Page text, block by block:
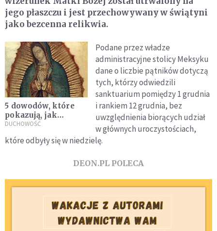
jego płaszczu i jest przechowywany w świątyni
jako bezcenna relikwia.
5 dowodów, które
pokazują, jak
niezwykły jest
Bożej z Guadelupe
DUCHOWOŚĆ
Podane przez władze
administracyjne stolicy Meksyku
dane o liczbie pątników dotyczą
tych, którzy odwiedzili
sanktuarium pomiędzy 1 grudnia
i rankiem 12 grudnia, bez
uwzględnienia biorących udział
w głównych uroczystościach,
które odbyły się w niedzielę.
DEON.PL POLECA